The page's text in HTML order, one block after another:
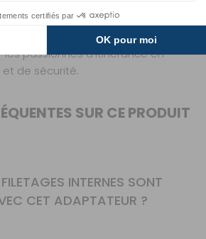
optimale. Ses produits,
aux conditions les plus exigeantes,
passionnés d’itinérance en
de sécurité.
SUR CE PRODUIT
INTERNES SONT
CET ADAPTATEUR ?